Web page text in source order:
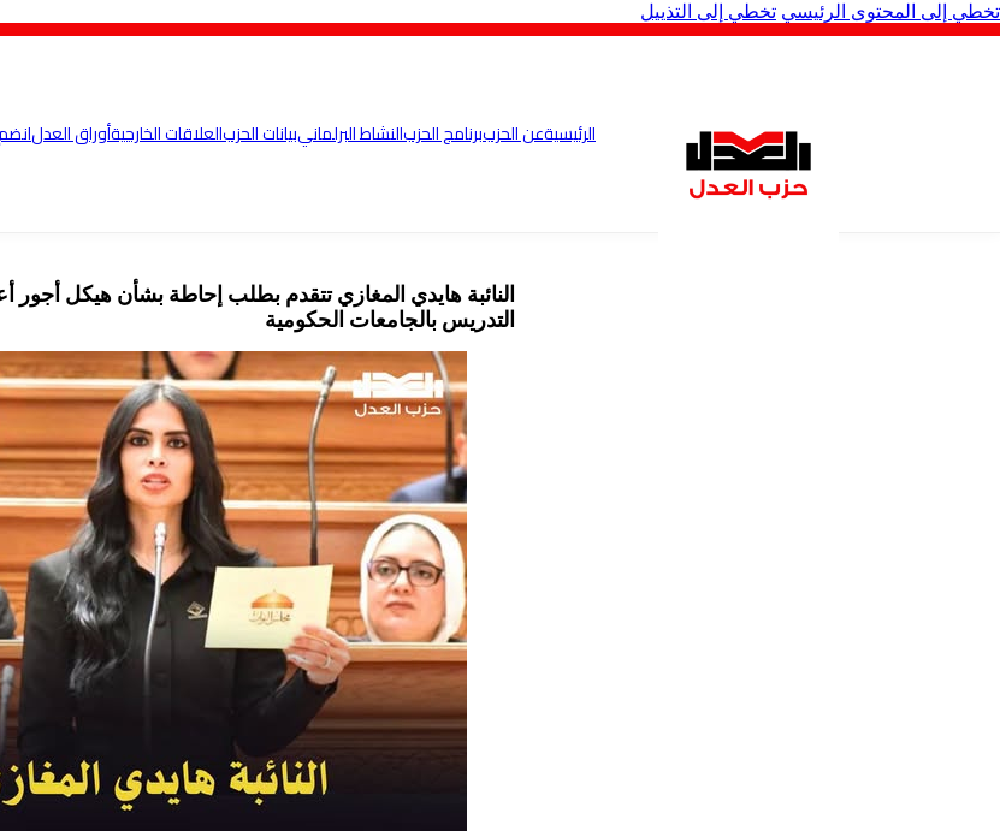
تخطي إلى المحتوى الرئيسي تخطي إلى التذييل
الرئيسيةعن الحزببرنامج الحزبالنشاط البرلمانيبيانات الحزبالعلاقات الخارجيةأوراق العدل
النائبة هايدي المغازي تتقدم بطلب إحاطة بشأن هيكل أجور
التدريس بالجامعات الحكومية